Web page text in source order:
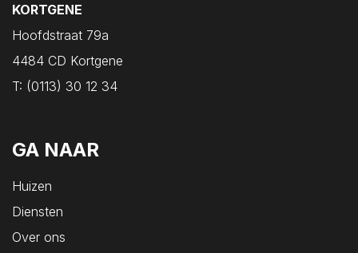
KORTGENE
Hoofdstraat 79a
4484 CD Kortgene
T: (0113) 30 12 34
GA NAAR
Huizen
Diensten
Over ons